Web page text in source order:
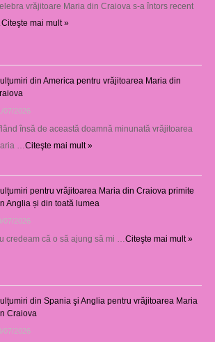
vrăjitoare Maria din Craiova s-a întors recent
Citeşte mai mult »
din America pentru vrăjitoarea Maria din
07/2026
însă de această doamnă minunată vrăjitoarea
… Citeşte mai mult »
pentru vrăjitoarea Maria din Craiova primite
Anglia și din toată lumea
07/2026
credeam că o să ajung să mi … Citeşte mai mult »
din Spania şi Anglia pentru vrăjitoarea Maria
Craiova
07/2026